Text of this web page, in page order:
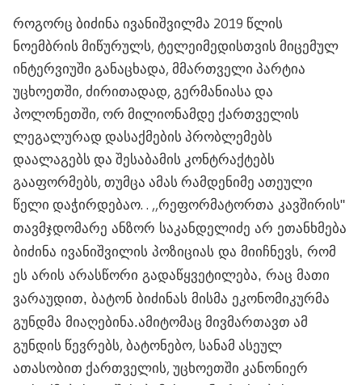
როგორც ბიძინა ივანიშვილმა 2019 წლის
ნოემბრის მიწურულს, ტელეიმედისთვის მიცემულ
ინტერვიუში განაცხადა, მმართველი პარტია
უცხოეთში, ძირითადად, გერმანიასა და
პოლონეთში, ორ მილიონამდე ქართველის
ლეგალურად დასაქმების პრობლემებს
დაალაგებს და შესაბამის კონტრაქტებს
გააფორმებს, თუმცა ამას რამდენიმე ათეული
წელი დაჭირდებაო. . ,,რეფორმატორთა კავშირის"
თავმჯდომარე ანზორ საკანდელიძე არ ეთანხმება
ბიძინა ივანიშვილის პოზიციას და მიიჩნევს, რომ
ეს არის არასწორი გადაწყვეტილება, რაც მათი
ვარაუდით, ბატონ ბიძინას მისმა ეკონომიკურმა
გუნდმა მიაღებინა.ამიტომაც მივმართავთ ამ
გუნდის წევრებს, ბატონებო, სანამ ასეულ
ათასობით ქართველის, უცხოეთში კანონიერ